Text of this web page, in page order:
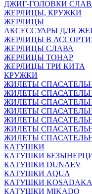
ДЖИГ-ГОЛОВКИ
ЖЕРЛИЦЫ, КРУЖКИ
ЖЕРЛИЦЫ
АКСЕССУАРЫ ДЛЯ
ЖЕРЛИЦЫ В
ЖЕРЛИЦЫ СЛАВА
ЖЕРЛИЦЫ ТОНАР
ЖЕРЛИЦЫ ТРИ КИТА
КРУЖКИ
ЖИЛЕТЫ
ЖИЛЕТЫ
ЖИЛЕТЫ
ЖИЛЕТЫ
ЖИЛЕТЫ
ЖИЛЕТЫ
ЖИЛЕТЫ
КАТУШКИ
КАТУШКИ
КАТУШКИ DUNAEV
КАТУШКИ AQUA
КАТУШКИ KOSADAKA
КАТУШКИ MIKADO